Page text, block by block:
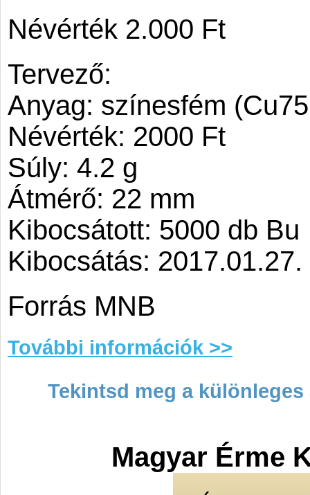
Névérték 2.000 Ft
Tervező:
Anyag: színesfém
Névérték: 2000 Ft
Súly: 4.2 g
Átmérő: 22 mm
Kibocsátott: 5000 db Bu
Kibocsátás: 2017.01.27.
Forrás MNB
További információk >>
Tekintsd meg a
Magyar Érme